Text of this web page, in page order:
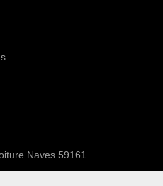
Naves 59161